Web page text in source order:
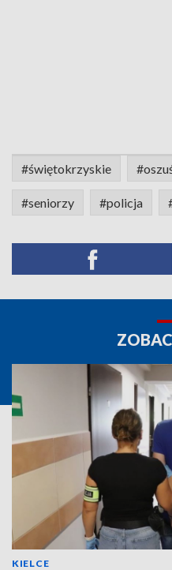
#świętokrzyskie
#seniorzy #policja
KIELCE